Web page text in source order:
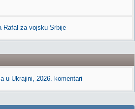
Rafal za vojsku Srbije
u Ukrajini, 2026. komentari